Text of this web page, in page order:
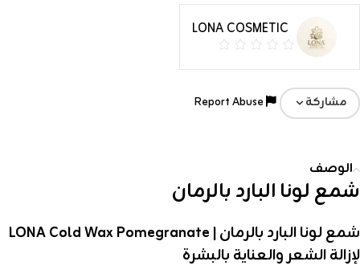
LONA COSMETIC
مشاركة
الوصف
شمع لونا البارد بالرمان
شمع لونا البارد بالرمان | LONA Cold Wax Pomegranate
لإزالة الشعر والعناية بالبشرة